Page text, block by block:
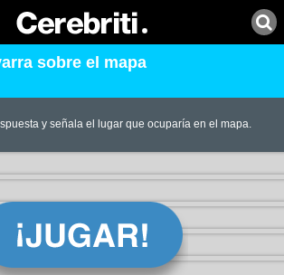
sobre el mapa
y señala el lugar que ocuparía en el mapa.